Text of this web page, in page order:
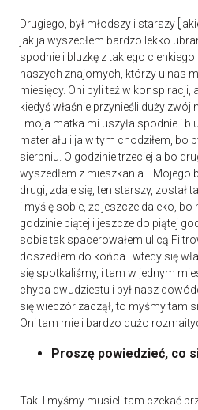
Drugiego, był młodszy i starszy
jak ja wyszedłem bardzo lekko
spodnie i bluzkę z takiego
naszych znajomych, którzy u nas
miesięcy. Oni byli też w konspiracji,
kiedyś właśnie przynieśli duży zwój
I moja matka mi uszyła spodnie i
materiału i ja w tym chodziłem, bo
sierpniu. O godzinie trzeciej albo
wyszedłem z mieszkania… Mojego
drugi, zdaje się, ten starszy, został
i myślę sobie, że jeszcze daleko, bo
godzinie piątej i jeszcze do piątej
sobie tak spacerowałem ulicą
doszedłem do końca i wtedy się
się spotkaliśmy, i tam w jednym
chyba dwudziestu i był nasz
się wieczór zaczął, to myśmy tam
Oni tam mieli bardzo dużo
Proszę powiedzieć, co
Tak. I myśmy musieli tam czekać